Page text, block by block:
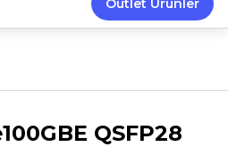
Outlet Ürünler
QSFP28